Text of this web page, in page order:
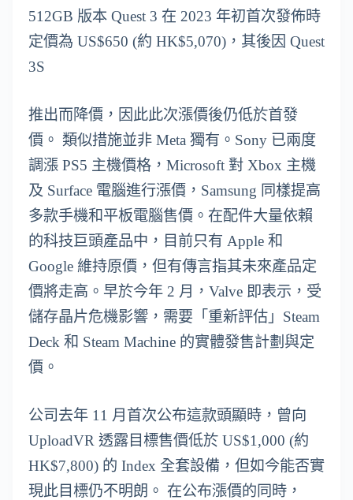
512GB 版本 Quest 3 在 2023 年初首次發佈時
定價為 US$650 (約 HK$5,070)，其後因 Quest
3S
推出而降價，因此此次漲價後仍低於首發
價。 類似措施並非 Meta 獨有。Sony 已兩度
調漲 PS5 主機價格，Microsoft 對 Xbox 主機
及 Surface 電腦進行漲價，Samsung 同樣提高
多款手機和平板電腦售價。在配件大量依賴
的科技巨頭產品中，目前只有 Apple 和
Google 維持原價，但有傳言指其未來產品定
價將走高。早於今年 2 月，Valve 即表示，受
儲存晶片危機影響，需要「重新評估」Steam
Deck 和 Steam Machine 的實體發售計劃與定
價。
公司去年 11 月首次公布這款頭顯時，曾向
UploadVR 透露目標售價低於 US$1,000 (約
HK$7,800) 的 Index 全套設備，但如今能否實
現此目標仍不明朗。 在公布漲價的同時，